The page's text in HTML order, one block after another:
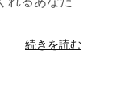
続きを読む